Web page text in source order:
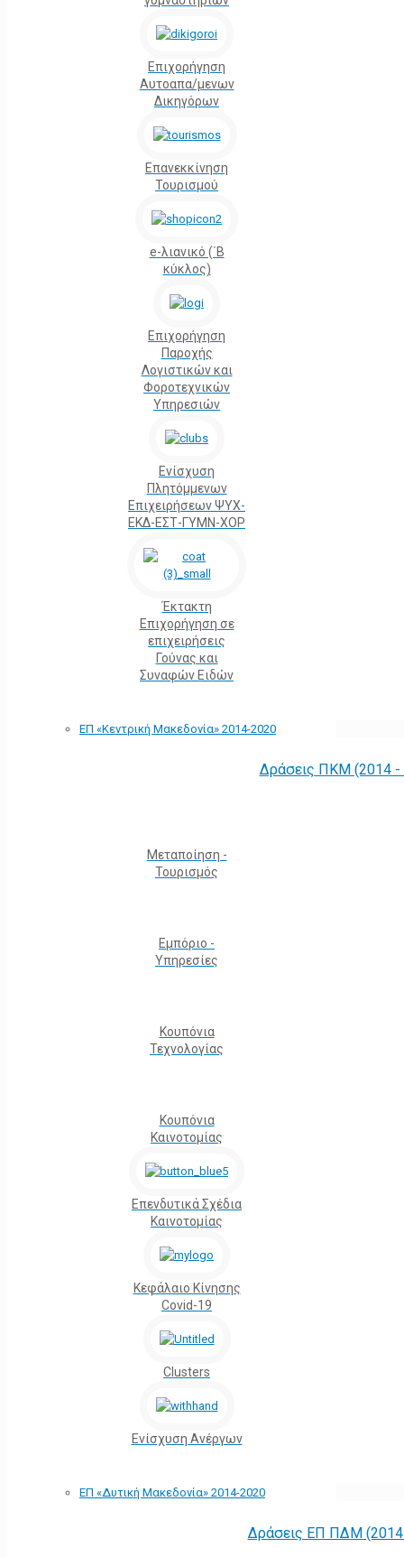
Επιχορήγηση
Αυτοαπα/μενων
Δικηγόρων
Επανεκκίνηση
Τουρισμού
e-λιανικό (΄Β
κύκλος)
Επιχορήγηση
Παροχής
Λογιστικών και
Φοροτεχνικών
Υπηρεσιών
Ενίσχυση
Πλητόμμενων
Επιχειρήσεων ΨΥΧ-
ΕΚΔ-ΕΣΤ-ΓΥΜΝ-ΧΟΡ
Έκτακτη
Επιχορήγηση σε
επιχειρήσεις
Γούνας και
Συναφών Ειδών
ΕΠ «Kεντρική Μακεδονία» 2014-2020
Δράσεις ΠΚΜ (2014 -
Μεταποίηση -
Τουρισμός
Εμπόριο -
Υπηρεσίες
Κουπόνια
Τεχνολογίας
Κουπόνια
Καινοτομίας
Επενδυτικά Σχέδια
Καινοτομίας
Κεφάλαιο Κίνησης
Covid-19
Clusters
Ενίσχυση Ανέργων
ΕΠ «Δυτική Μακεδονία» 2014-2020
Δράσεις ΕΠ ΠΔΜ (2014